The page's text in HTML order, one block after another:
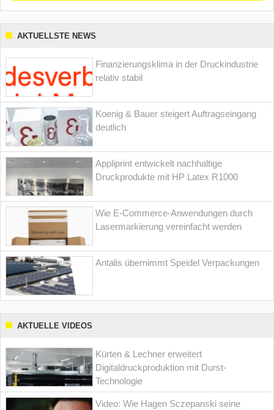
AKTUELLSTE NEWS
Finanzierungsklima in der Druckindustrie
relativ stabil
Koenig & Bauer steigert Auftragseingang
deutlich
Appliprint entwickelt nachhaltige
Druckprodukte mit HP Latex R1000
Wie E-Commerce-Anwendungen durch
Lasermarkierung vereinfacht werden
Antalis übernimmt Speidel Verpackungen
AKTUELLE VIDEOS
Kürten & Lechner erweitert
Digitaldruckproduktion mit Durst-
Technologie
Video: Wie Hagen Sczepanski seine